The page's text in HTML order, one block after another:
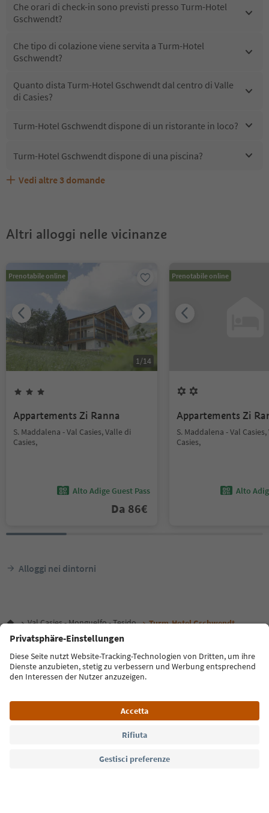
Che orari di check-in sono previsti presso Turm-Hotel
Gschwendt?
Che tipo di colazione viene servita a Turm-Hotel
Gschwendt?
Quanto dista Turm-Hotel Gschwendt dal centro di Valle
di Casies?
Turm-Hotel Gschwendt dispone di un ristorante in loco?
Turm-Hotel Gschwendt dispone di una piscina?
Turm-Hotel Gschwendt accetta animali domestici?
Quali servizi/attività sono disponibili presso Turm-Hotel
Gli ospiti di Turm-Hotel Gschwendt ricevono l'Alto Adige
Vedi altre 3 domande
Altri alloggi nelle vicinanze
Prenotabile online
1/14
Appartements Zi Ranna
S. Maddalena - Val Casies, Valle di
Casies,
Alto Adige Guest Pass
Da 86€
Prenotabile online
Appartements Zi
S. Maddalena - Val
Casies,
Alto
Alloggi nei dintorni
Val Casies - Monguelfo - Tesido Turm-Hotel Gschwendt
Lingua: Italiano